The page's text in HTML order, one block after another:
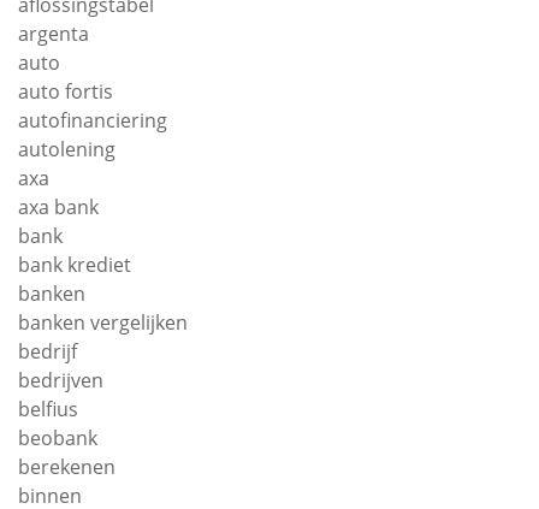
aflossingstabel
argenta
auto
auto fortis
autofinanciering
autolening
axa
axa bank
bank
bank krediet
banken
banken vergelijken
bedrijf
bedrijven
belfius
beobank
berekenen
binnen